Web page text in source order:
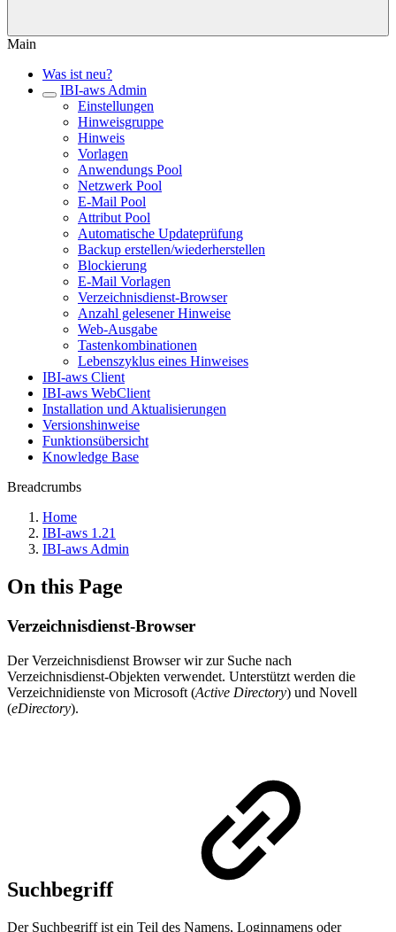
Main
Was ist neu?
IBI-aws Admin
Einstellungen
Hinweisgruppe
Hinweis
Vorlagen
Anwendungs Pool
Netzwerk Pool
E-Mail Pool
Attribut Pool
Automatische Updateprüfung
Backup erstellen/wiederherstellen
Blockierung
E-Mail Vorlagen
Verzeichnisdienst-Browser
Anzahl gelesener Hinweise
Web-Ausgabe
Tastenkombinationen
Lebenszyklus eines Hinweises
IBI-aws Client
IBI-aws WebClient
Installation und Aktualisierungen
Versionshinweise
Funktionsübersicht
Knowledge Base
Breadcrumbs
Home
IBI-aws 1.21
IBI-aws Admin
On this Page
Verzeichnisdienst-Browser
Der Verzeichnisdienst Browser wir zur Suche nach
Verzeichnisdienst-Objekten verwendet. Unterstützt werden die
Verzeichnidienste von Microsoft (Active Directory) und Novell
(eDirectory).
Suchbegriff
Der Suchbegriff ist ein Teil des Namens, Loginnamens oder